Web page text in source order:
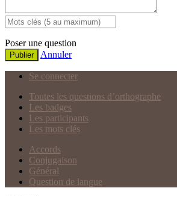
Poser une question
Publier Annuler
Se connecter
Toutes les questions d’orthographe
Les badges
Les participants
Les mots clés
Accords
Conjugaison
Général
Question de langue